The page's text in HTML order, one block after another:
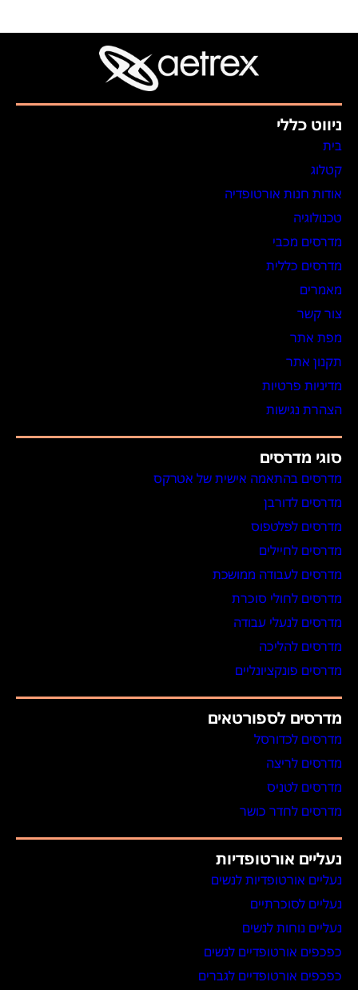
ניווט כללי
בית
קטלוג
אודות חנות אורטופדיה
טכנולוגיה
מדרסים מכבי
מדרסים כללית
מאמרים
צור קשר
מפת אתר
תקנון אתר
מדיניות פרטיות
הצהרת נגישות
סוגי מדרסים
מדרסים בהתאמה אישית של אטרקס
מדרסים לדורבן
מדרסים לפלטפוס
מדרסים לחיילים
מדרסים לעבודה ממושכת
מדרסים לחולי סוכרת
מדרסים לנעלי עבודה
מדרסים להליכה
מדרסים פונקציונליים
מדרסים לספורטאים
מדרסים לכדורסל
מדרסים לריצה
מדרסים לטניס
מדרסים לחדר כושר
נעליים אורטופדיות
נעליים אורטופדיות לנשים
נעליים לסוכרתיים
נעליים נוחות לנשים
כפכפים אורטופדיים לנשים
כפכפים אורטופדיים לגברים